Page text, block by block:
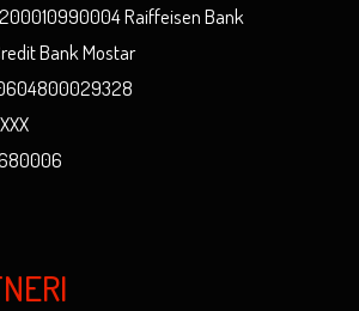
Raiffeisen Bank
Bank Mostar